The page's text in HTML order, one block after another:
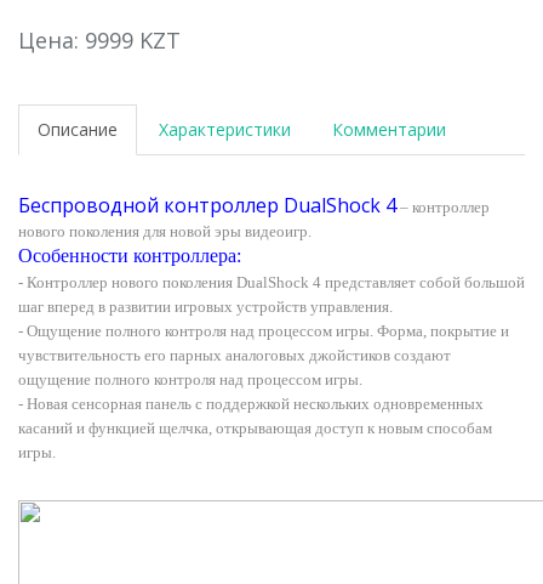
Цена: 9999 KZT
Описание Характеристики Комментарии
Беспроводной контроллер DualShock 4– контроллер
нового поколения для новой эры видеоигр.
Особенности контроллера:
- Контроллер нового поколения DualShock 4 представляет собой большой
шаг вперед в развитии игровых устройств управления.
- Ощущение полного контроля над процессом игры. Форма, покрытие и
чувствительность его парных аналоговых джойстиков создают
ощущение полного контроля над процессом игры.
- Новая сенсорная панель с поддержкой нескольких одновременных
касаний и функцией щелчка, открывающая доступ к новым способам
игры.